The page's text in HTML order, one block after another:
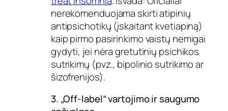
nerekomenduojama skirti atipinių
antipsichotikų (įskaitant kvetiapiną)
kaip pirmo pasirinkimo vaistų nemigai
gydyti, jei nėra gretutinių psichikos
sutrikimų (pvz., bipolinio sutrikimo ar
šizofrenijos).
3. „Off-label“ vartojimo ir saugumo